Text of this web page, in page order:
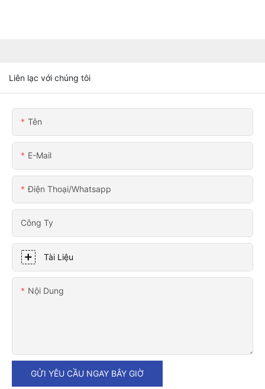
Liên lạc với chúng tôi
Tên
E-Mail
Điện Thoại/whatsapp
Công Ty
Tài Liệu
Nội Dung
GỬI YÊU CẦU NGAY BÂY GIỜ